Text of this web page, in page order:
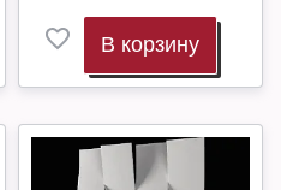
В корзину